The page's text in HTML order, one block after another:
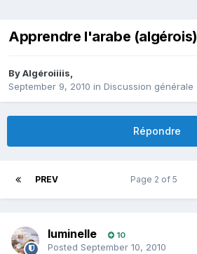
Apprendre l'arabe (algérois)
ByAlgéroiiiis,
September 9, 2010 in Discussion générale
Répondre
PREV Page 2 of 5
luminelle 10
Posted September 10, 2010